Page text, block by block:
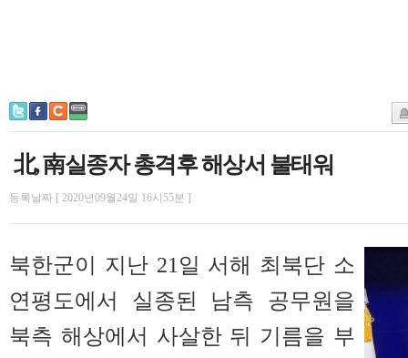
北, 南실종자 총격후 해상서 불태워
등록날짜 [ 2020년09월24일 16시55분 ]
북한군이 지난 21일 서해 최북단 소
연평도에서 실종된 남측 공무원을
북측 해상에서 사살한 뒤 기름을 부